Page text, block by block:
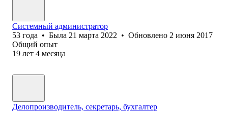
Системный администратор
53 года • Была 21 марта 2022 • Обновлено 2 июня 2017
Общий опыт
19 лет 4 месяца
Делопроизводитель, секретарь, бухгалтер